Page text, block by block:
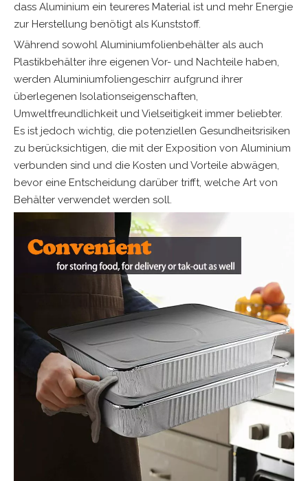
dass Aluminium ein teureres Material ist und mehr Energie
zur Herstellung benötigt als Kunststoff.
Während sowohl Aluminiumfolienbehälter als auch
Plastikbehälter ihre eigenen Vor- und Nachteile haben,
werden Aluminiumfoliengeschirr aufgrund ihrer
überlegenen Isolationseigenschaften,
Umweltfreundlichkeit und Vielseitigkeit immer beliebter.
Es ist jedoch wichtig, die potenziellen Gesundheitsrisiken
zu berücksichtigen, die mit der Exposition von Aluminium
verbunden sind und die Kosten und Vorteile abwägen,
bevor eine Entscheidung darüber trifft, welche Art von
Behälter verwendet werden soll.